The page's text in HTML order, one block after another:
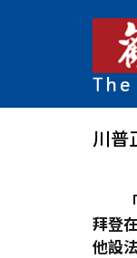
川普
拜登
他設